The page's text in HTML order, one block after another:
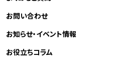
お問い合わせ
お知らせ・イベント情報
お役立ちコラム